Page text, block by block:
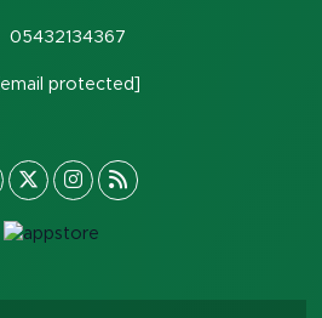
05432134367
[email protected]